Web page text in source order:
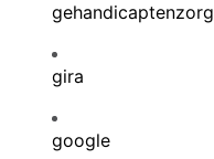
gehandicaptenzorg
gira
google